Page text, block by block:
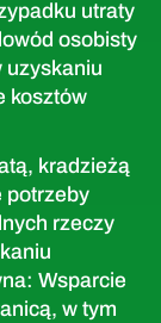
utraty
osobisty
uzyskaniu
kosztów
kradzieżą
potrzeby
rzeczy
Wsparcie
w tym